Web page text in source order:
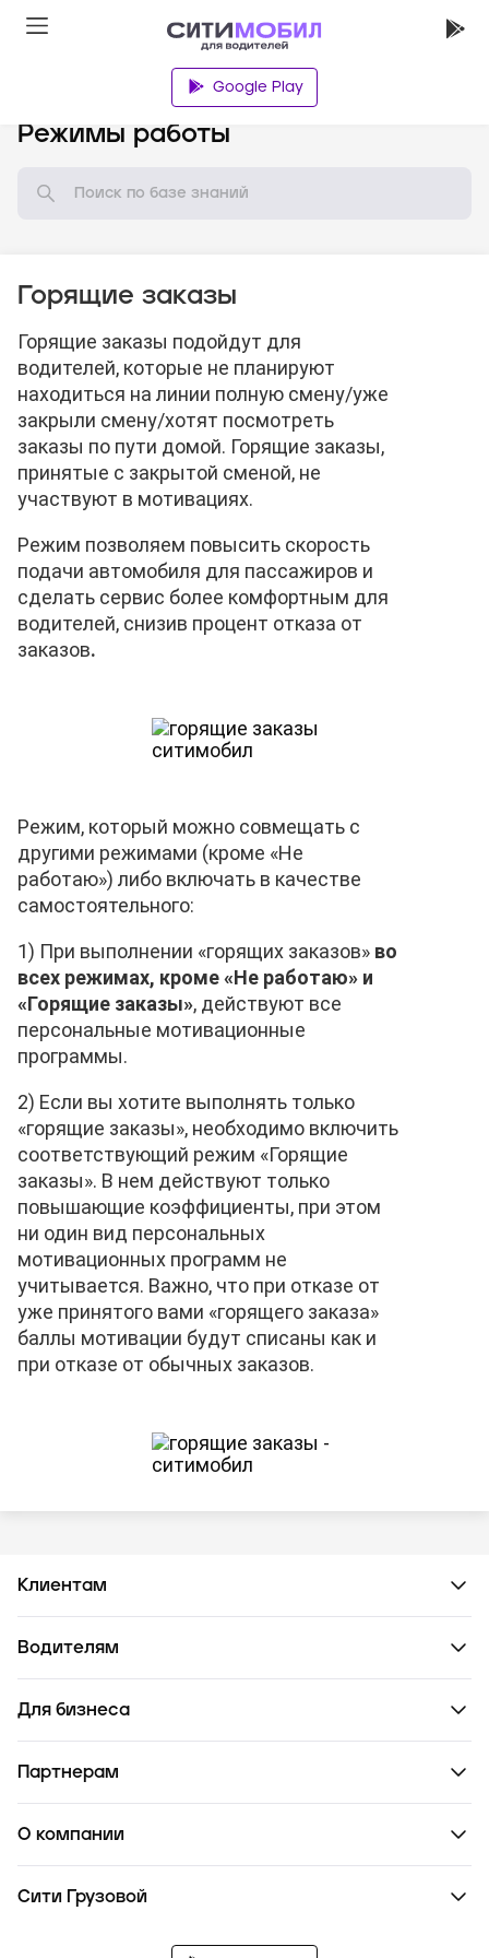
Google Play
Режимы работы
Горящие заказы
Горящие заказы подойдут для
водителей, которые не планируют
находиться на линии полную смену/уже
закрыли смену/хотят посмотреть
заказы по пути домой. Горящие заказы,
принятые с закрытой сменой, не
участвуют в мотивациях.
Режим позволяем повысить скорость
подачи автомобиля для пассажиров и
сделать сервис более комфортным для
водителей, снизив процент отказа от
заказов.
Режим, который можно совмещать с
другими режимами (кроме «Не
работаю») либо включать в качестве
самостоятельного:
1) При выполнении «горящих заказов» во
всех режимах, кроме «Не работаю» и
«Горящие заказы», действуют все
персональные мотивационные
программы.
2) Если вы хотите выполнять только
«горящие заказы», необходимо включить
соответствующий режим «Горящие
заказы». В нем действуют только
повышающие коэффициенты, при этом
ни один вид персональных
мотивационных программ не
учитывается. Важно, что при отказе от
уже принятого вами «горящего заказа»
баллы мотивации будут списаны как и
при отказе от обычных заказов.
Клиентам
Водителям
Для бизнеса
Партнерам
О компании
Сити Грузовой